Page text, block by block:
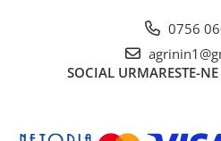
Flexuri si Polizoare
0756
SOCIAL URMARESTE-